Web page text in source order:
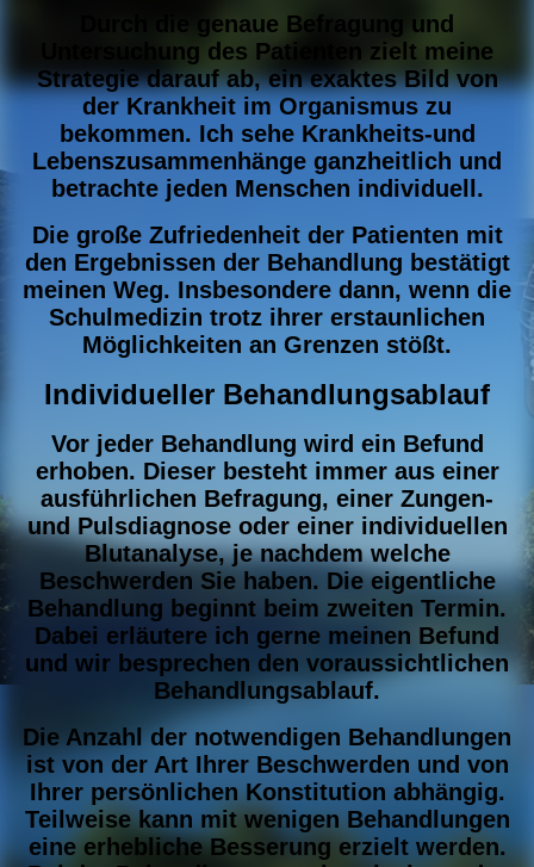
Durch die genaue Befragung und
Untersuchung des Patienten zielt meine
Strategie darauf ab, ein exaktes Bild von
der Krankheit im Organismus zu
bekommen. Ich sehe Krankheits-und
Lebenszusammenhänge ganzheitlich und
betrachte jeden Menschen individuell.
Die große Zufriedenheit der Patienten mit
den Ergebnissen der Behandlung bestätigt
meinen Weg. Insbesondere dann, wenn die
Schulmedizin trotz ihrer erstaunlichen
Möglichkeiten an Grenzen stößt.
Individueller Behandlungsablauf
Vor jeder Behandlung wird ein Befund
erhoben. Dieser besteht immer aus einer
ausführlichen Befragung, einer Zungen-
und Pulsdiagnose oder einer individuellen
Blutanalyse, je nachdem welche
Beschwerden Sie haben. Die eigentliche
Behandlung beginnt beim zweiten Termin.
Dabei erläutere ich gerne meinen Befund
und wir besprechen den voraussichtlichen
Behandlungsablauf.
Die Anzahl der notwendigen Behandlungen
ist von der Art Ihrer Beschwerden und von
Ihrer persönlichen Konstitution abhängig.
Teilweise kann mit wenigen Behandlungen
eine erhebliche Besserung erzielt werden.